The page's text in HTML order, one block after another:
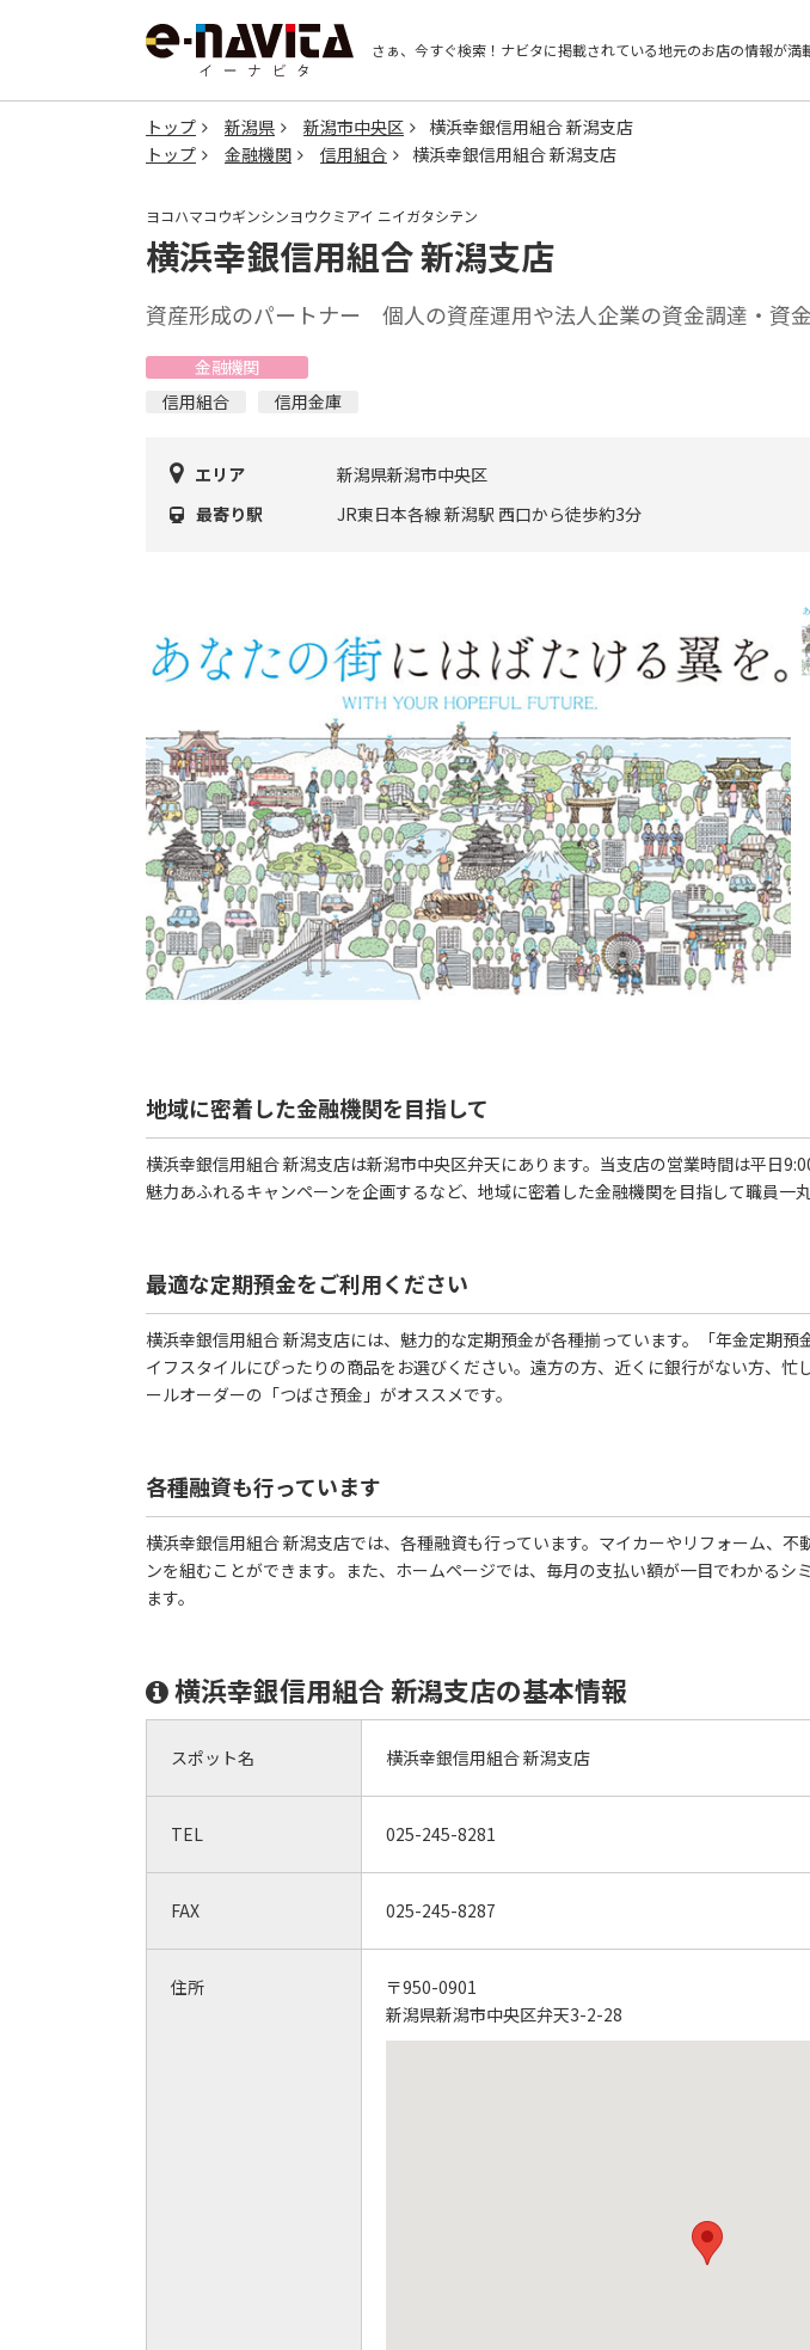
さぁ、今すぐ検索！ ナビタに掲載されている地元のお店の情報が満
トップ 新潟県 新潟市中央区
横浜幸銀信用組合 新潟支店
トップ
金融機関 信用組合 横浜幸銀信用組合 新潟支店
ヨコハマコウギンシンヨウクミアイ ニイガタシテン
横浜幸銀信用組合 新潟支店
資産形成のパートナー 個人の資産運用や法人企業の資金調達・資
金融機関
信用組合
信用金庫
エリア
新潟県新潟市中央区
最寄り駅
JR東日本各線 新潟駅 西口から徒歩約3分
地域に密着した金融機関を目指して
横浜幸銀信用組合 新潟支店は新潟市中央区弁天にあります。当支店の営業時間は平日
魅力あふれるキャンペーンを企画するなど、地域に密着した金融機関を目指して職員一
最適な定期預金をご利用ください
横浜幸銀信用組合 新潟支店には、魅力的な定期預金が各種揃っています。「年金定期預
イフスタイルにぴったりの商品をお選びください。遠方の方、近くに銀行がない方、忙
ールオーダーの「つばさ預金」がオススメです。
各種融資も行っています
横浜幸銀信用組合 新潟支店では、各種融資も行っています。マイカーやリフォーム、不
ンを組むことができます。また、ホームページでは、毎月の支払い額が一目でわかるシ
ます。
横浜幸銀信用組合 新潟支店の基本情報
スポット名 横浜幸銀信用組合 新潟支店
TEL 025-245-8281
FAX 025-245-8287
住所
〒950-0901
新潟県新潟市中央区弁天3-2-28